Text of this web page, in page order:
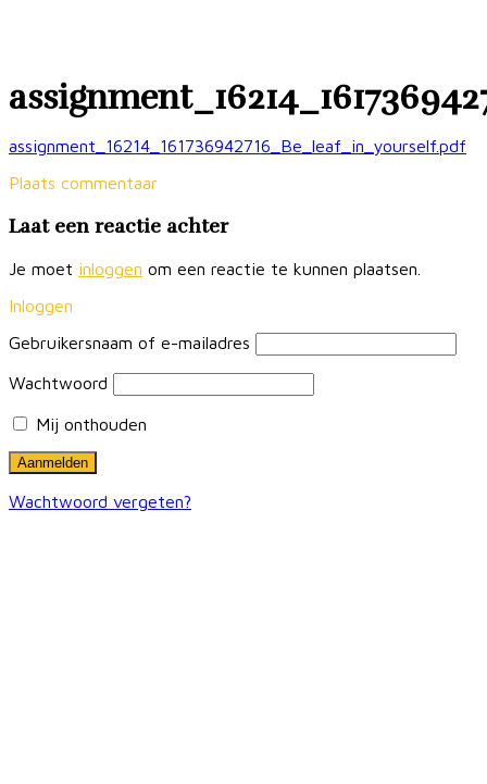
assignment_16214_161736942716_Be_leaf_in_yourself.pdf
Plaats commentaar
Laat een reactie achter
Je moet inloggen om een reactie te kunnen plaatsen.
Inloggen
Gebruikersnaam of e-mailadres
Wachtwoord
Mij onthouden
Wachtwoord vergeten?